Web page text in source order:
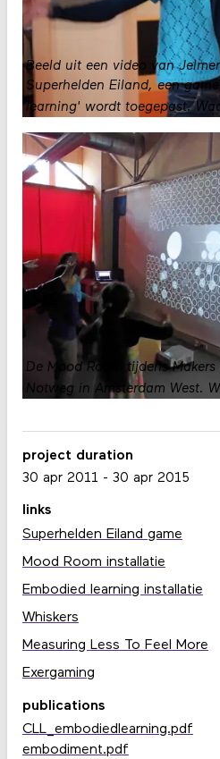
Beeld uit een video van
Superhelden Eiland, een
learning' wordt toegepast.
De Mood Room tijdens
Notweg in Amsterdam West.
project duration
30 apr 2011 - 30 apr 2015
links
Superhelden Eiland game
Mood Room installatie
Embodied learning installatie
Whiskers
Measuring Less To Feel More
Exergaming
publications
CLL_embodiedlearning.pdf
embodiment.pdf